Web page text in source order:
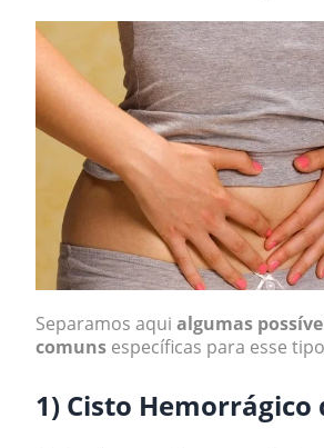
Separamos aqui algumas
comuns específicas para esse
1) Cisto Hemorrágico